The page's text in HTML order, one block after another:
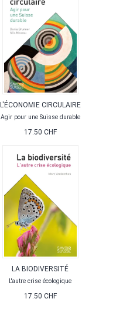
L'ÉCONOMIE CIRCULAIRE
Agir pour une Suisse durable
17.50 CHF
LA BIODIVERSITÉ
L'autre crise écologique
17.50 CHF